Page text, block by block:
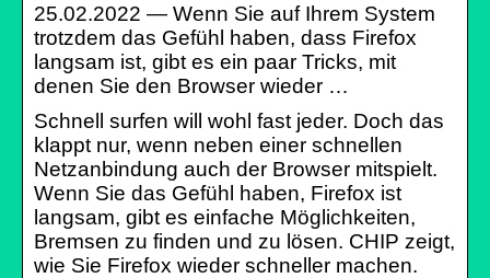
25.02.2022 — Wenn Sie auf Ihrem System
trotzdem das Gefühl haben, dass Firefox
langsam ist, gibt es ein paar Tricks, mit
denen Sie den Browser wieder …
Schnell surfen will wohl fast jeder. Doch das
klappt nur, wenn neben einer schnellen
Netzanbindung auch der Browser mitspielt.
Wenn Sie das Gefühl haben, Firefox ist
langsam, gibt es einfache Möglichkeiten,
Bremsen zu finden und zu lösen. CHIP zeigt,
wie Sie Firefox wieder schneller machen.